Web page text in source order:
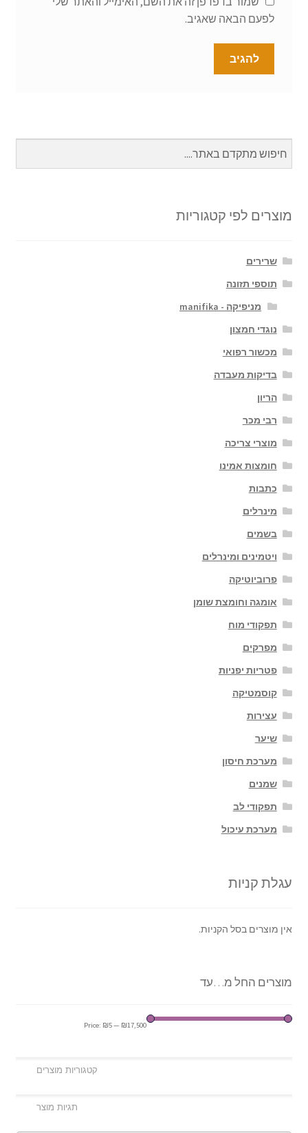
לפעם הבאה שאגיב.
מוצרים לפי קטגוריות
שרירים
תוספי תזונה
מניפיקה - manifika
נוגדי חמצון
מכשור רפואי
בדיקות מעבדה
הריון
רבי מכר
מוצרי צריכה
חומצות אמינו
כתבות
מינרלים
בשמים
ויטמינים ומינרלים
פרוביוטיקה
אומגה וחומצת שומן
תפקודי מוח
מפרקים
פטריות יפניות
קוסמטיקה
עצירות
שיער
מערכת חיסון
שמנים
תפקודי לב
מערכת עיכול
עגלת קניות
אין מוצרים בסל הקניות.
מוצרים החל מ…עד
Price: ₪5— ₪17,500